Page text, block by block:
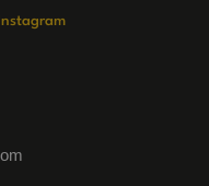
Instagram